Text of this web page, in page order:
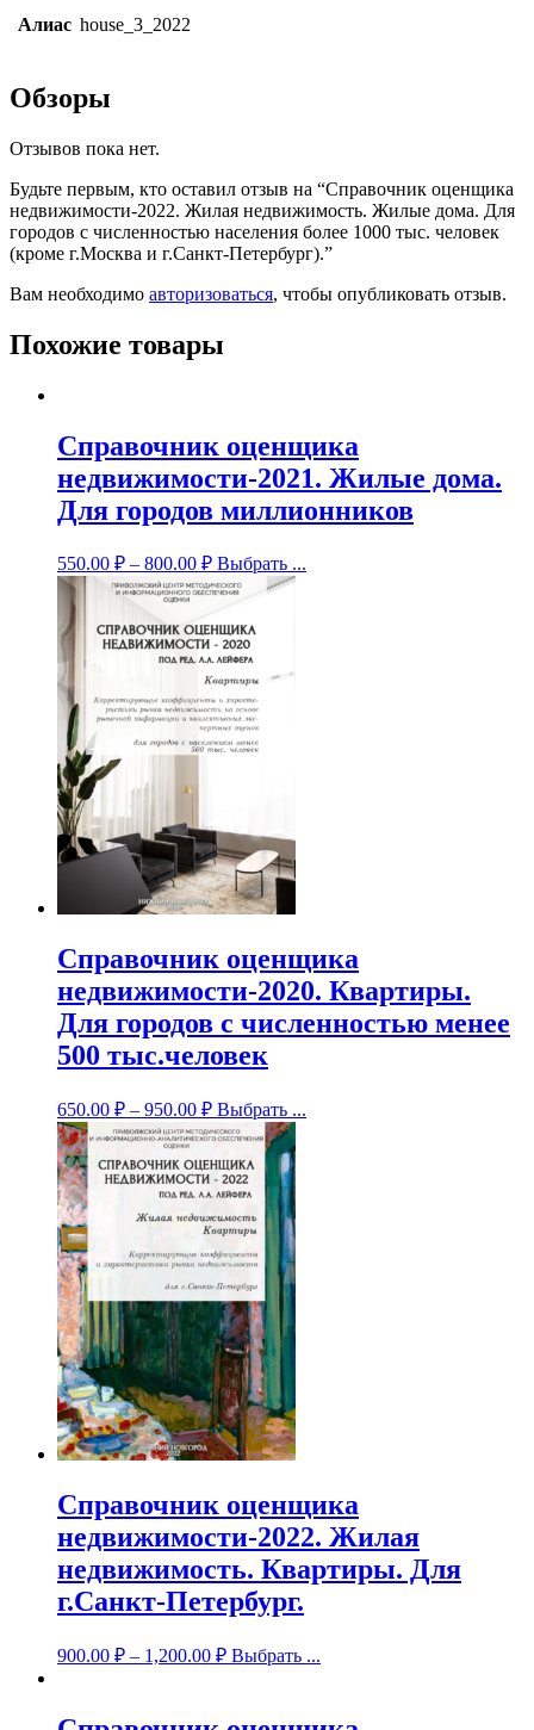
Алиас house_3_2022
Обзоры
Отзывов пока нет.
Будьте первым, кто оставил отзыв на “Справочник оценщика
недвижимости-2022. Жилая недвижимость. Жилые дома. Для
городов с численностью населения более 1000 тыс. человек
(кроме г.Москва и г.Санкт-Петербург).”
Вам необходимо авторизоваться, чтобы опубликовать отзыв.
Похожие товары
Справочник оценщика
недвижимости-2021. Жилые дома.
Для городов миллионников
550.00 ₽ – 800.00 ₽ Выбрать ...
Справочник оценщика
недвижимости-2020. Квартиры.
Для городов с численностью менее
500 тыс.человек
650.00 ₽ – 950.00 ₽ Выбрать ...
Справочник оценщика
недвижимости-2022. Жилая
недвижимость. Квартиры. Для
г.Санкт-Петербург.
900.00 ₽ – 1,200.00 ₽ Выбрать ...